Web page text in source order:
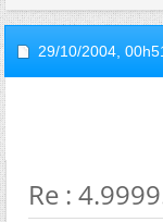
29/10/2004,
Re :